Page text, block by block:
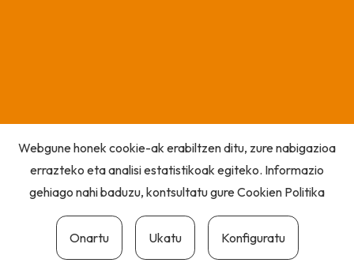
Webgune honek cookie-ak erabiltzen ditu, zure nabigazioa
errazteko eta analisi estatistikoak egiteko. Informazio
gehiago nahi baduzu, kontsultatu gureCookien Politika
Onartu Ukatu Konfiguratu